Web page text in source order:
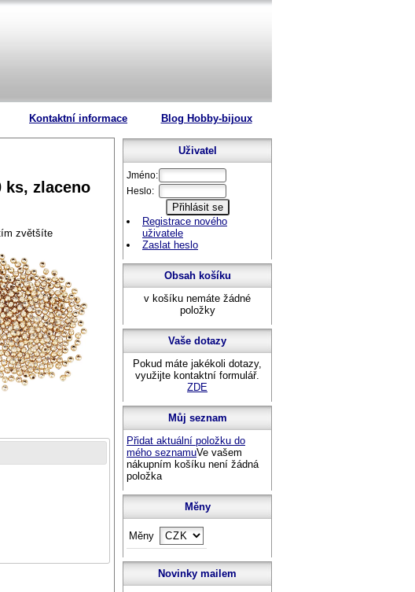
Kontaktní informace Blog Hobby-bijoux
ks, zlaceno
zvětšíte
Uživatel
Jméno:
Heslo:
Registrace nového
uživatele
Zaslat heslo
Obsah košíku
v košíku nemáte žádné
položky
Vaše dotazy
Pokud máte jakékoli dotazy,
využijte kontaktní formulář.
ZDE
Můj seznam
Přidat aktuální položku do
mého seznamuVe vašem
nákupním košíku není žádná
položka
Měny
Měny
Novinky mailem